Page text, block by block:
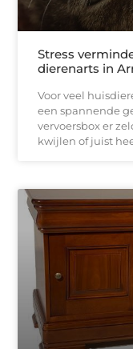
Stress
dierenarts in
Voor veel
een spannende
vervoersbox er
kwijlen of juist